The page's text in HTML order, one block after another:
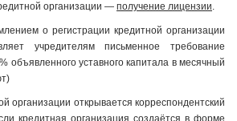
организации — получение лицензии.
о регистрации кредитной организации
учредителям письменное требование
объявленного уставного капитала в месячный
организации открывается корреспондентский
кредитная организация создаётся в форме